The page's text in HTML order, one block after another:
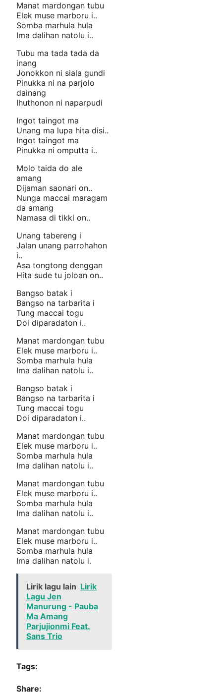
Manat mardongan tubu
Elek muse marboru i..
Somba marhula hula
Ima dalihan natolu i..
Tubu ma tada tada da
inang
Jonokkon ni siala gundi
Pinukka ni na parjolo
dainang
Ihuthonon ni naparpudi
Ingot taingot ma
Unang ma lupa hita disi..
Ingot taingot ma
Pinukka ni omputta i..
Molo taida do ale
amang
Dijaman saonari on..
Nunga maccai maragam
da amang
Namasa di tikki on..
Unang tabereng i
Jalan unang parrohahon
i..
Asa tongtong denggan
Hita sude tu joloan on..
Bangso batak i
Bangso na tarbarita i
Tung maccai togu
Doi diparadaton i..
Manat mardongan tubu
Elek muse marboru i..
Somba marhula hula
Ima dalihan natolu i..
Bangso batak i
Bangso na tarbarita i
Tung maccai togu
Doi diparadaton i..
Manat mardongan tubu
Elek muse marboru i..
Somba marhula hula
Ima dalihan natolu i..
Manat mardongan tubu
Elek muse marboru i..
Somba marhula hula
Ima dalihan natolu i..
Manat mardongan tubu
Elek muse marboru i..
Somba marhula hula
Ima dalihan natolu i.
Lirik lagu lain Lirik
Lagu Jen
Manurung - Pauba
Ma Amang
Parjujionmi Feat.
Sans Trio
Tags:
Share: